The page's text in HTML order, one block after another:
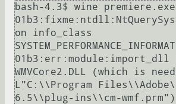
bash-4.3$ wine premiere.exe
on info_class
01b3:err:module:import_dll
WMVCore2.DLL (which is
L"C:\\Program
6.5\\plug-ins\\cm-